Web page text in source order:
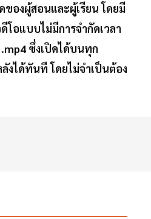
องผู้สอนและผู้เรียน โดยมี
อแบบไม่มีการจำกัดเวลา
ซึ่งเปิดได้บนทุก
ได้ทันที โดยไม่จำเป็นต้อง